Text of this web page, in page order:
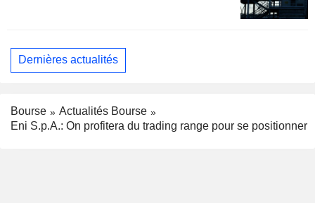
Dernières actualités
Bourse
Actualités Bourse
Eni S.p.A.: On profitera du trading range pour se positionner